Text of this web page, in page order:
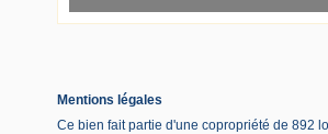
Mentions légales
Ce bien fait partie d'une copropriété de 892